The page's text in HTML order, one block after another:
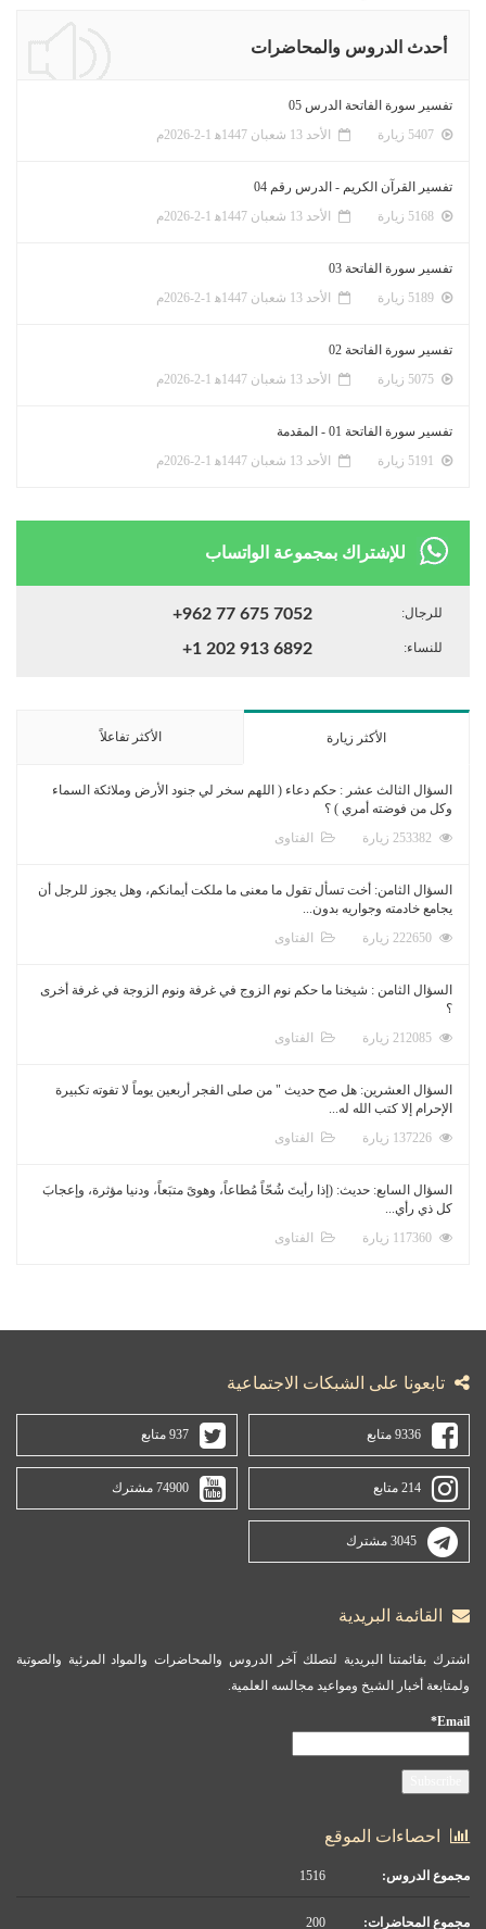
أحدث الدروس والمحاضرات
تفسير سورة الفاتحة الدرس 05
الأحد 13 شعبان 1447ﻫ 1-2-2026م
تفسير القرآن الكريم - الدرس رقم 04
الأحد 13 شعبان 1447ﻫ 1-2-2026م
تفسير سورة الفاتحة 03
الأحد 13 شعبان 1447ﻫ 1-2-2026م
تفسير سورة الفاتحة 02
الأحد 13 شعبان 1447ﻫ 1-2-2026م
تفسير سورة الفاتحة 01 - المقدمة
الأحد 13 شعبان 1447ﻫ 1-2-2026م
للإشتراك بمجموعة الواتساب
للرجال: +962 77 675 7052
للنساء: +1 202 913 6892
الأكثر زيارة الأكثر تفاعلاً
السؤال الثالث عشر : حكم دعاء ( اللهم سخر لي جنود الأرض وملائكة السماء
وكل من فوضته أمري ) ؟
الفتاوى
السؤال الثامن: أخت تسأل تقول ما معنى ما ملكت أيمانكم، وهل يجوز للرجل أن
يجامع خادمته وجواريه بدون...
الفتاوى
السؤال الثامن : شيخنا ما حكم نوم الزوج في غرفة ونوم الزوجة في غرفة أخرى
؟
الفتاوى
السؤال العشرين: هل صح حديث " من صلى الفجر أربعين يوماً لا تفوته تكبيرة
الإحرام إلا كتب الله له...
الفتاوى
السؤال السابع: حديث: (إذا رأيتَ شُحّاً مُطاعاً، وهوىً متبَعاً، ودنيا مؤثرة، وإعجابَ
كل ذي رأي...
الفتاوى
تابعونا على الشبكات الاجتماعية
9336 متابع 937 متابع
214 متابع 74900 مشترك
3045 مشترك
القائمة البريدية
اشترك بقائمتنا البريدية لتصلك آخر الدروس والمحاضرات والمواد المرئية والصوتية
ولمتابعة أخبار الشيخ ومواعيد مجالسه العلمية.
Email*
احصاءات الموقع
مجموع الدروس:
مجموع المحاضرات: